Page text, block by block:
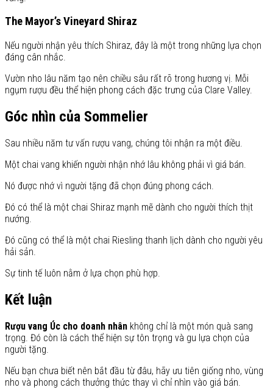
The Mayor’s Vineyard Shiraz
Nếu người nhận yêu thích Shiraz, đây là một trong những lựa chọn
đáng cân nhắc.
Vườn nho lâu năm tạo nên chiều sâu rất rõ trong hương vị. Mỗi
ngụm rượu đều thể hiện phong cách đặc trưng của Clare Valley.
Góc nhìn của Sommelier
Sau nhiều năm tư vấn rượu vang, chúng tôi nhận ra một điều.
Một chai vang khiến người nhận nhớ lâu không phải vì giá bán.
Nó được nhớ vì người tặng đã chọn đúng phong cách.
Đó có thể là một chai Shiraz mạnh mẽ dành cho người thích thịt
nướng.
Đó cũng có thể là một chai Riesling thanh lịch dành cho người yêu
hải sản.
Sự tinh tế luôn nằm ở lựa chọn phù hợp.
Kết luận
Rượu vang Úc cho doanh nhân không chỉ là một món quà sang
trọng. Đó còn là cách thể hiện sự tôn trọng và gu lựa chọn của
người tặng.
Nếu bạn chưa biết nên bắt đầu từ đâu, hãy ưu tiên giống nho, vùng
nho và phong cách thưởng thức thay vì chỉ nhìn vào giá bán.